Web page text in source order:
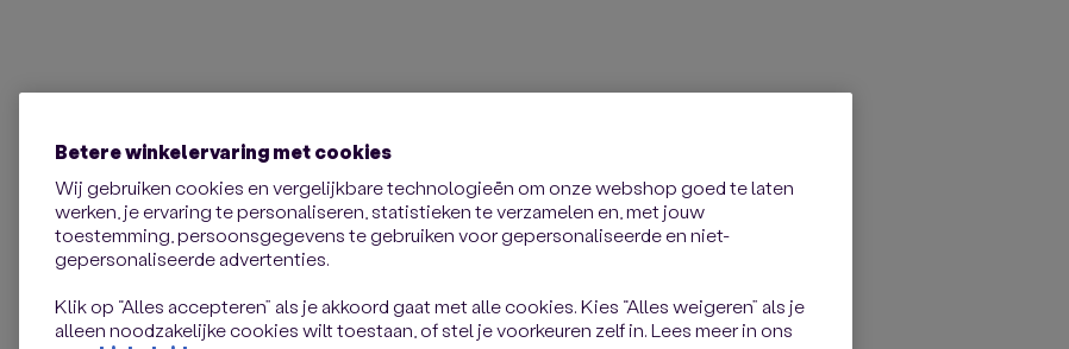
Betere winkelervaring met cookies
Wij gebruiken cookies en vergelijkbare technologieën om onze webshop goed te laten
werken, je ervaring te personaliseren, statistieken te verzamelen en, met jouw
toestemming, persoonsgegevens te gebruiken voor gepersonaliseerde en niet-
gepersonaliseerde advertenties.
Klik op “Alles accepteren” als je akkoord gaat met alle cookies. Kies “Alles weigeren” als je
alleen noodzakelijke cookies wilt toestaan, of stel je voorkeuren zelf in. Lees meer in ons